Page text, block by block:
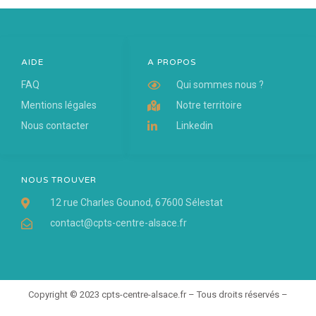
NOUS TROUVER
12 rue Charles Gounod, 67600 Sélestat
contact@cpts-centre-alsace.fr
A PROPOS
Qui sommes nous ?
Notre territoire
Linkedin
AIDE
FAQ
Mentions légales
Nous contacter
Copyright © 2023 cpts-centre-alsace.fr – Tous droits réservés –